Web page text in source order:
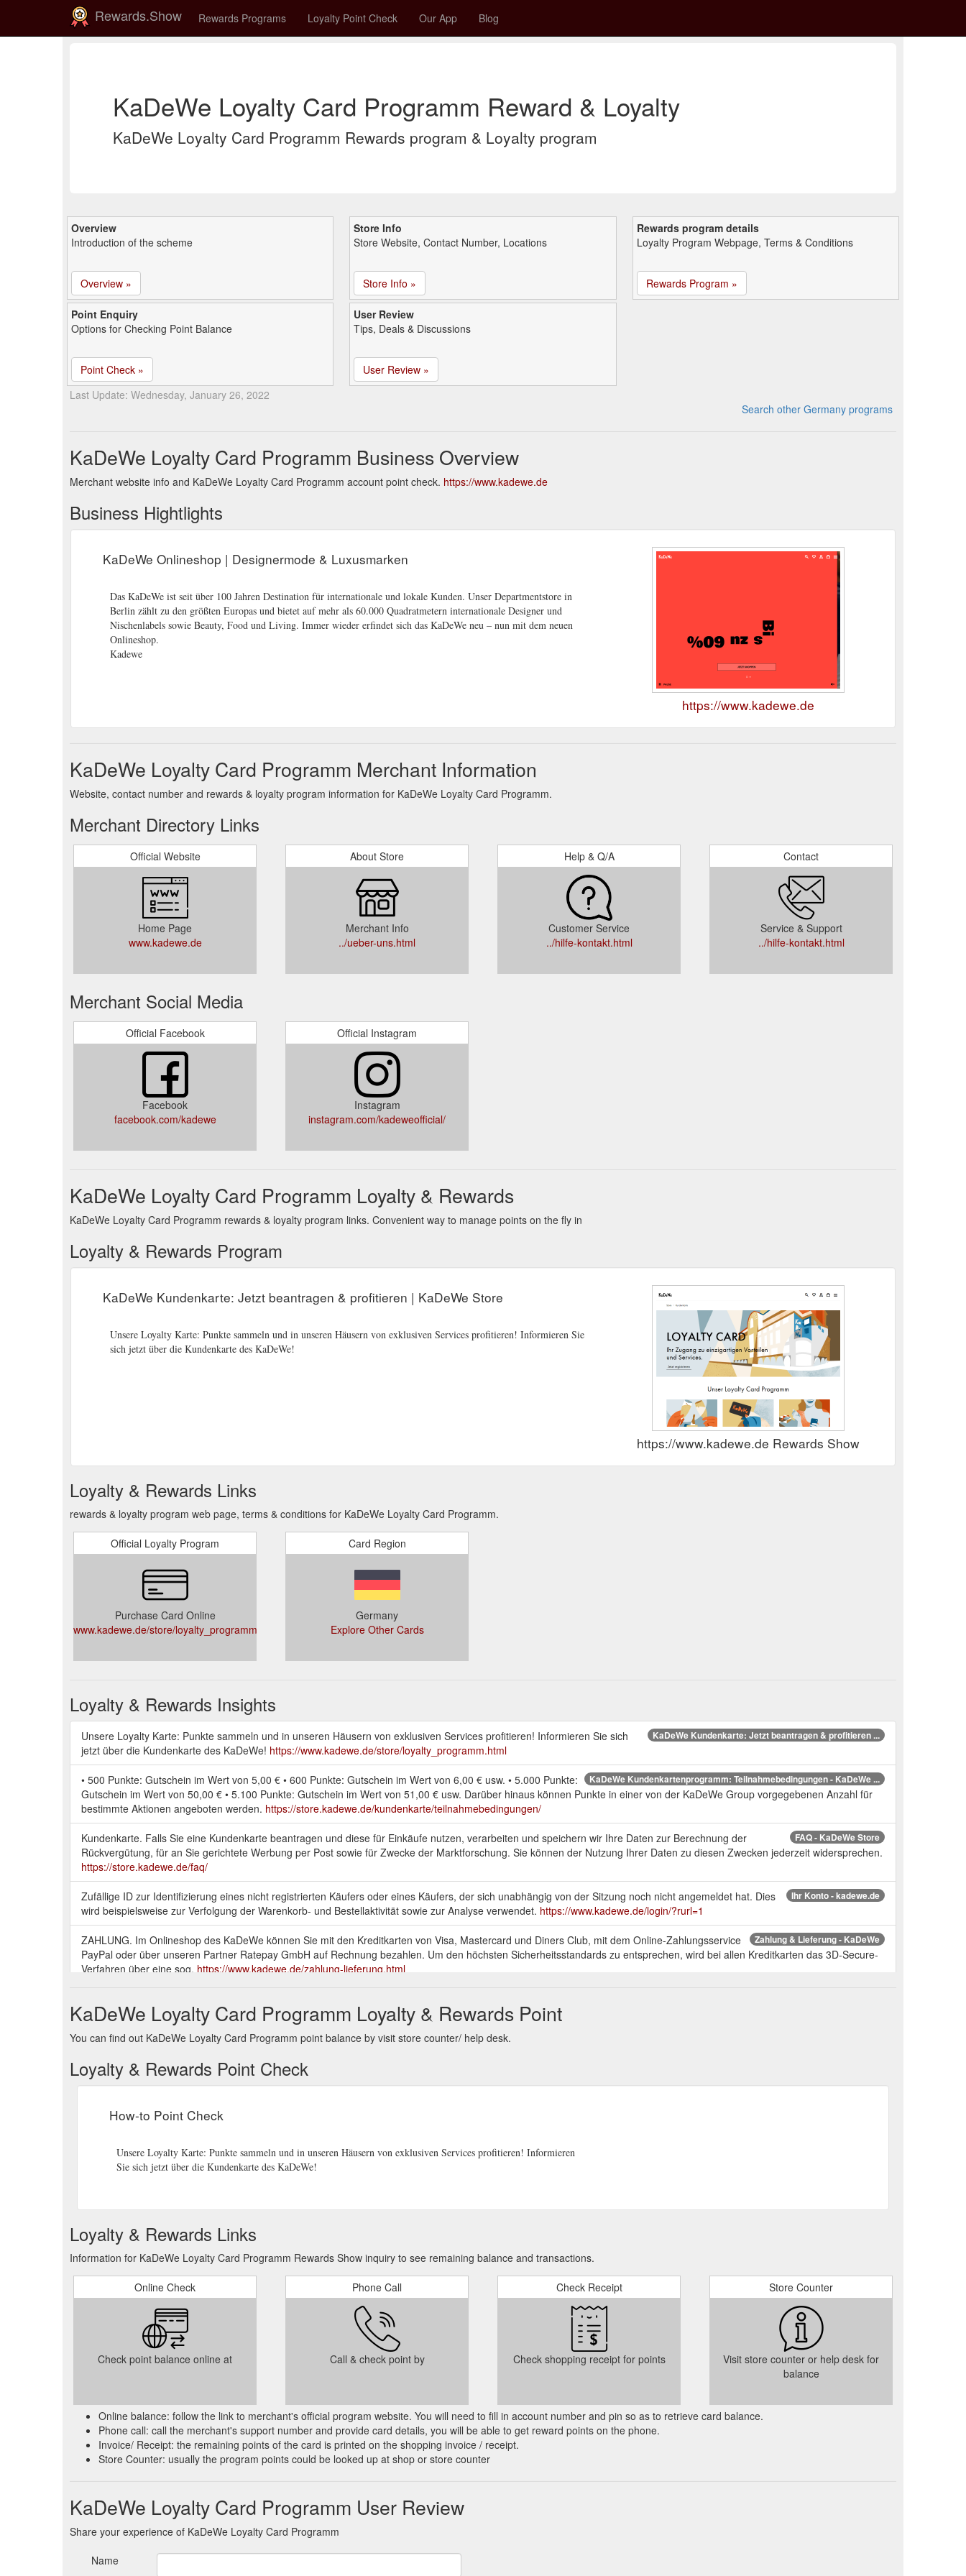
Rewards.Show Rewards Programs Loyalty Point Check Our App Blog
KaDeWe Loyalty Card Programm Reward & Loyalty
KaDeWe Loyalty Card Programm Rewards program & Loyalty program
Overview
Introduction of the scheme
Overview »
Store Info
Store Website, Contact Number, Locations
Store Info »
Rewards program details
Loyalty Program Webpage, Terms & Conditions
Rewards Program »
Point Enquiry
Options for Checking Point Balance
Point Check »
User Review
Tips, Deals & Discussions
User Review »
Last Update: Wednesday, January 26, 2022
Search other Germany programs
KaDeWe Loyalty Card Programm Business Overview
Merchant website info and KaDeWe Loyalty Card Programm account point check. https://www.kadewe.de
Business Hightlights
KaDeWe Onlineshop | Designermode & Luxusmarken
Das KaDeWe ist seit über 100 Jahren Destination für internationale und lokale Kunden. Unser Departmentstore in
Berlin zählt zu den größten Europas und bietet auf mehr als 60.000 Quadratmetern internationale Designer und
Nischenlabels sowie Beauty, Food und Living. Immer wieder erfindet sich das KaDeWe neu – nun mit dem neuen
Onlineshop.
Kadewe
https://www.kadewe.de
KaDeWe Loyalty Card Programm Merchant Information
Website, contact number and rewards & loyalty program information for KaDeWe Loyalty Card Programm.
Merchant Directory Links
Official Website
Home Page
www.kadewe.de
About Store
Merchant Info
../ueber-uns.html
Help & Q/A
Customer Service
../hilfe-kontakt.html
Contact
Service & Support
../hilfe-kontakt.html
Merchant Social Media
Official Facebook
Facebook
facebook.com/kadewe
Official Instagram
Instagram
instagram.com/kadeweofficial/
KaDeWe Loyalty Card Programm Loyalty & Rewards
KaDeWe Loyalty Card Programm rewards & loyalty program links. Convenient way to manage points on the fly in
Loyalty & Rewards Program
KaDeWe Kundenkarte: Jetzt beantragen & profitieren | KaDeWe Store
Unsere Loyalty Karte: Punkte sammeln und in unseren Häusern von exklusiven Services profitieren! Informieren Sie
sich jetzt über die Kundenkarte des KaDeWe!
https://www.kadewe.de Rewards Show
Loyalty & Rewards Links
rewards & loyalty program web page, terms & conditions for KaDeWe Loyalty Card Programm.
Official Loyalty Program
Purchase Card Online
www.kadewe.de/store/loyalty_programm.html
Card Region
Germany
Explore Other Cards
Loyalty & Rewards Insights
KaDeWe Kundenkarte: Jetzt beantragen & profitieren ...
Unsere Loyalty Karte: Punkte sammeln und in unseren Häusern von exklusiven Services profitieren! Informieren Sie sich
jetzt über die Kundenkarte des KaDeWe! https://www.kadewe.de/store/loyalty_programm.html
KaDeWe Kundenkartenprogramm: Teilnahmebedingungen - KaDeWe ...
• 500 Punkte: Gutschein im Wert von 5,00 € • 600 Punkte: Gutschein im Wert von 6,00 € usw. • 5.000 Punkte:
Gutschein im Wert von 50,00 € • 5.100 Punkte: Gutschein im Wert von 51,00 € usw. Darüber hinaus können Punkte in einer von der KaDeWe Group vorgegebenen Anzahl für
bestimmte Aktionen angeboten werden. https://store.kadewe.de/kundenkarte/teilnahmebedingungen/
FAQ - KaDeWe Store
Kundenkarte. Falls Sie eine Kundenkarte beantragen und diese für Einkäufe nutzen, verarbeiten und speichern wir Ihre Daten zur Berechnung der
Rückvergütung, für an Sie gerichtete Werbung per Post sowie für Zwecke der Marktforschung. Sie können der Nutzung Ihrer Daten zu diesen Zwecken jederzeit widersprechen.
https://store.kadewe.de/faq/
Ihr Konto - kadewe.de
Zufällige ID zur Identifizierung eines nicht registrierten Käufers oder eines Käufers, der sich unabhängig von der Sitzung noch nicht angemeldet hat. Dies
wird beispielsweise zur Verfolgung der Warenkorb- und Bestellaktivität sowie zur Analyse verwendet. https://www.kadewe.de/login/?rurl=1
Zahlung & Lieferung - KaDeWe
ZAHLUNG. Im Onlineshop des KaDeWe können Sie mit den Kreditkarten von Visa, Mastercard und Diners Club, mit dem Online-Zahlungsservice
PayPal oder über unseren Partner Ratepay GmbH auf Rechnung bezahlen. Um den höchsten Sicherheitsstandards zu entsprechen, wird bei allen Kreditkarten das 3D-Secure-
Verfahren über eine sog. https://www.kadewe.de/zahlung-lieferung.html
Living Jetzt im KaDeWe vorbeischauen. https://www.kadewe.de/store/herbst-winter-sale-2021.html
KaDeWe Loyalty Card Programm Loyalty & Rewards Point
You can find out KaDeWe Loyalty Card Programm point balance by visit store counter/ help desk.
Loyalty & Rewards Point Check
How-to Point Check
Unsere Loyalty Karte: Punkte sammeln und in unseren Häusern von exklusiven Services profitieren! Informieren
Sie sich jetzt über die Kundenkarte des KaDeWe!
Loyalty & Rewards Links
Information for KaDeWe Loyalty Card Programm Rewards Show inquiry to see remaining balance and transactions.
Online Check
Check point balance online at
Phone Call
Call & check point by
Check Receipt
Check shopping receipt for points
Store Counter
Visit store counter or help desk for
balance
Online balance: follow the link to merchant's official program website. You will need to fill in account number and pin so as to retrieve card balance.
Phone call: call the merchant's support number and provide card details, you will be able to get reward points on the phone.
Invoice/ Receipt: the remaining points of the card is printed on the shopping invoice / receipt.
Store Counter: usually the program points could be looked up at shop or store counter
KaDeWe Loyalty Card Programm User Review
Share your experience of KaDeWe Loyalty Card Programm
Name